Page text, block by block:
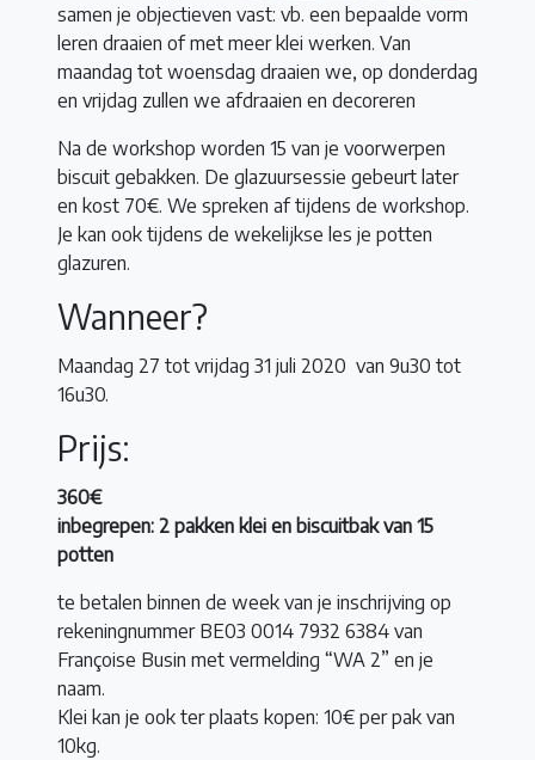
samen je objectieven vast: vb. een bepaalde vorm
leren draaien of met meer klei werken. Van
maandag tot woensdag draaien we, op donderdag
en vrijdag zullen we afdraaien en decoreren
Na de workshop worden 15 van je voorwerpen
biscuit gebakken. De glazuursessie gebeurt later
en kost 70€. We spreken af tijdens de workshop.
Je kan ook tijdens de wekelijkse les je potten
glazuren.
Wanneer?
Maandag 27 tot vrijdag 31 juli 2020 van 9u30 tot
16u30.
Prijs:
360€
inbegrepen: 2 pakken klei en biscuitbak van 15
potten
te betalen binnen de week van je inschrijving op
rekeningnummer BE03 0014 7932 6384 van
Françoise Busin met vermelding “WA 2” en je
naam.
Klei kan je ook ter plaats kopen: 10€ per pak van
10kg.